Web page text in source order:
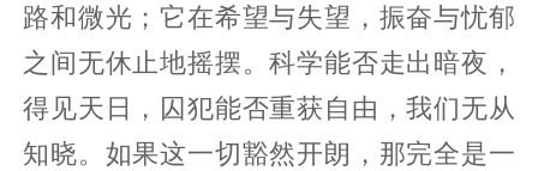
路和微光；它在希望与失望，振奋与忧郁
之间无休止地摇摆。科学能否走出暗夜，
得见天日，囚犯能否重获自由，我们无从
知晓。如果这一切豁然开朗，那完全是一